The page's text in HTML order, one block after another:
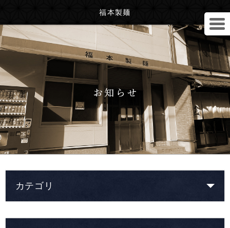
福本製麺
カテゴリ